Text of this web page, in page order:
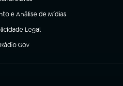
em nova aba)
e Análise de Mídias
aba)
Legal
em nova aba)
Rádio Gov
(abre em nova aba)